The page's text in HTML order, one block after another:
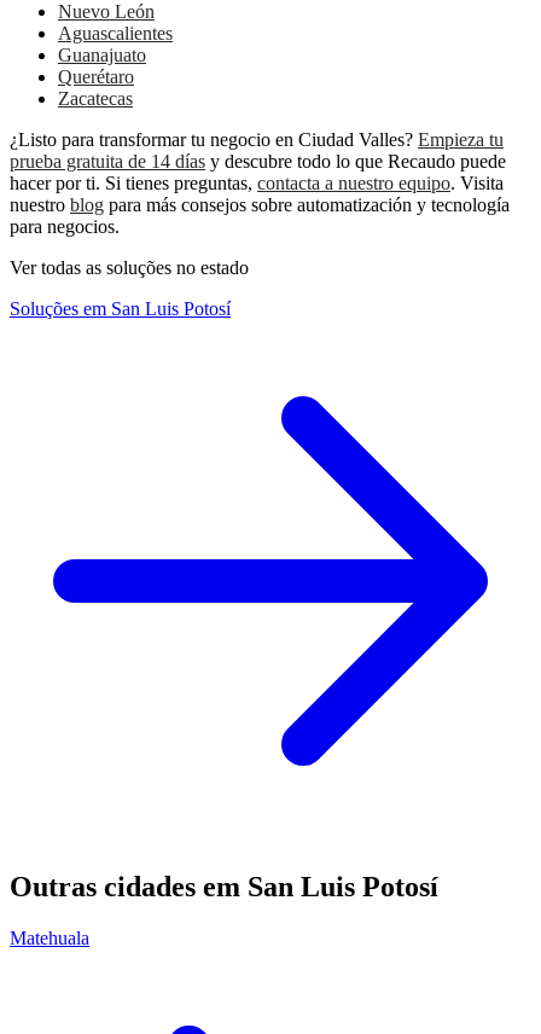
Nuevo León
Aguascalientes
Guanajuato
Querétaro
Zacatecas
¿Listo para transformar tu negocio en Ciudad Valles? Empieza tu
prueba gratuita de 14 días y descubre todo lo que Recaudo puede
hacer por ti. Si tienes preguntas, contacta a nuestro equipo. Visita
nuestro blog para más consejos sobre automatización y tecnología
para negocios.
Ver todas as soluções no estado
Soluções em San Luis Potosí
Outras cidades em San Luis Potosí
Matehuala